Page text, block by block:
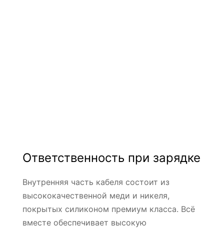
Ответственность при зарядке
Внутренняя часть кабеля состоит из
высококачественной меди и никеля,
покрытых силиконом премиум класса. Всё
вместе обеспечивает высокую